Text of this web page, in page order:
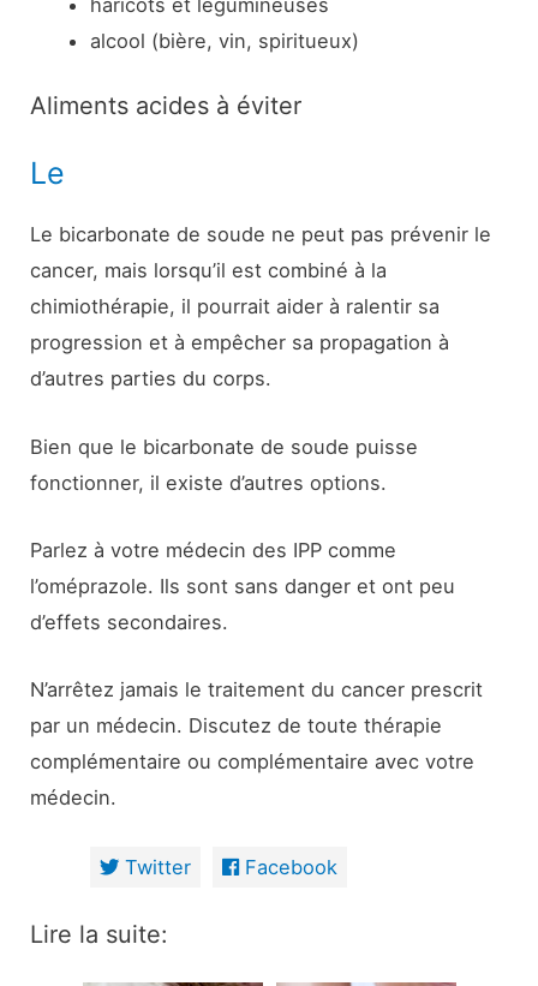
haricots et légumineuses
alcool (bière, vin, spiritueux)
Aliments acides à éviter
Le
Le bicarbonate de soude ne peut pas prévenir le
cancer, mais lorsqu’il est combiné à la
chimiothérapie, il pourrait aider à ralentir sa
progression et à empêcher sa propagation à
d’autres parties du corps.
Bien que le bicarbonate de soude puisse
fonctionner, il existe d’autres options.
Parlez à votre médecin des IPP comme
l’oméprazole. Ils sont sans danger et ont peu
d’effets secondaires.
N’arrêtez jamais le traitement du cancer prescrit
par un médecin. Discutez de toute thérapie
complémentaire ou complémentaire avec votre
médecin.
Twitter Facebook
Lire la suite: